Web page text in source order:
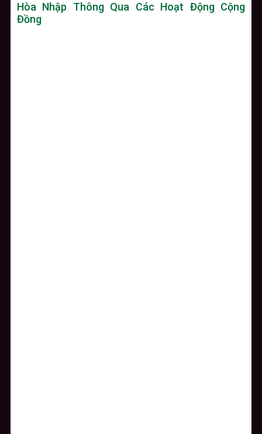
Hòa Nhập Thông Qua Các Hoạt Động Cộng
Đồng